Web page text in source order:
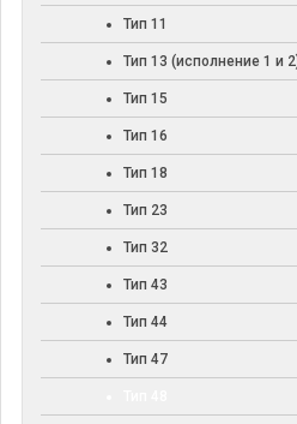
Тип 11
Тип 13 (исполнение 1 и
Тип 15
Тип 16
Тип 18
Тип 23
Тип 32
Тип 43
Тип 44
Тип 47